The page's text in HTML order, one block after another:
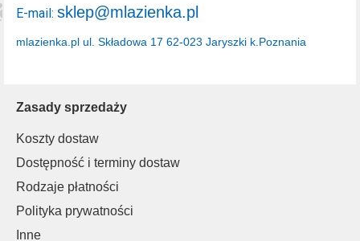
Zasady sprzedaży
Koszty dostaw
Dostępność i terminy dostaw
Rodzaje płatności
Polityka prywatności
Inne
mlazienka.pl ul. Składowa 17 62-023 Jaryszki k.Poznania
E-mail: sklep@mlazienka.pl